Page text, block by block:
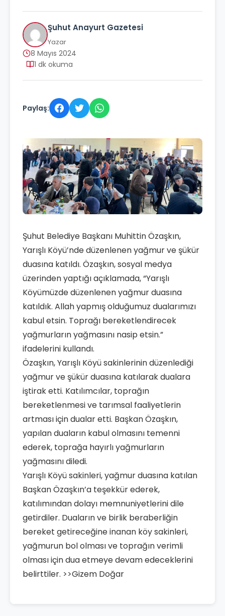
Şuhut Anayurt Gazetesi
Yazar
8 Mayıs 2024
1 dk okuma
Paylaş:
Şuhut Belediye Başkanı Muhittin Özaşkın,
Yarışlı Köyü’nde düzenlenen yağmur ve şükür
duasına katıldı. Özaşkın, sosyal medya
üzerinden yaptığı açıklamada, “Yarışlı
Köyümüzde düzenlenen yağmur duasına
katıldık. Allah yapmış olduğumuz dualarımızı
kabul etsin. Toprağı bereketlendirecek
yağmurların yağmasını nasip etsin.”
ifadelerini kullandı.
Özaşkın, Yarışlı Köyü sakinlerinin düzenlediği
yağmur ve şükür duasına katılarak dualara
iştirak etti. Katılımcılar, toprağın
bereketlenmesi ve tarımsal faaliyetlerin
artması için dualar etti. Başkan Özaşkın,
yapılan duaların kabul olmasını temenni
ederek, toprağa hayırlı yağmurların
yağmasını diledi.
Yarışlı Köyü sakinleri, yağmur duasına katılan
Başkan Özaşkın’a teşekkür ederek,
katılımından dolayı memnuniyetlerini dile
getirdiler. Duaların ve birlik beraberliğin
bereket getireceğine inanan köy sakinleri,
yağmurun bol olması ve toprağın verimli
olması için dua etmeye devam edeceklerini
belirttiler. >>Gizem Doğar